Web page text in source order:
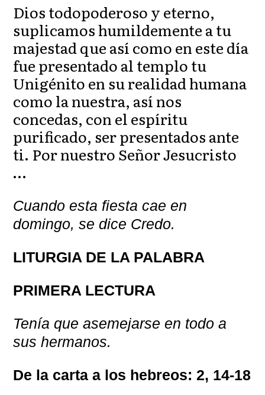
Dios todopoderoso y eterno,
suplicamos humildemente a tu
majestad que así como en este día
fue presentado al templo tu
Unigénito en su realidad humana
como la nuestra, así nos
concedas, con el espíritu
purificado, ser presentados ante
ti. Por nuestro Señor Jesucristo
…
Cuando esta fiesta cae en
domingo, se dice Credo.
LITURGIA DE LA PALABRA
PRIMERA LECTURA
Tenía que asemejarse en todo a
sus hermanos.
De la carta a los hebreos: 2, 14-18